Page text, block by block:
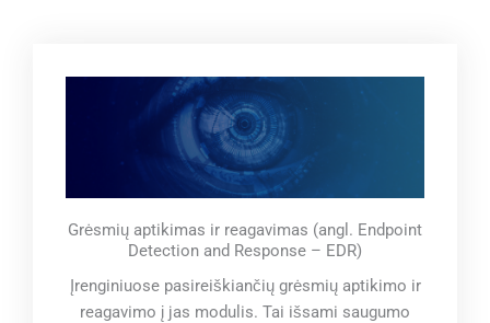
Grėsmių aptikimas ir reagavimas (angl. Endpoint
Detection and Response – EDR)
Įrenginiuose pasireiškiančių grėsmių aptikimo ir
reagavimo į jas modulis. Tai išsami saugumo